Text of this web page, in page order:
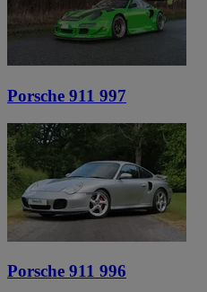
Porsche 911 997
Porsche 911 996